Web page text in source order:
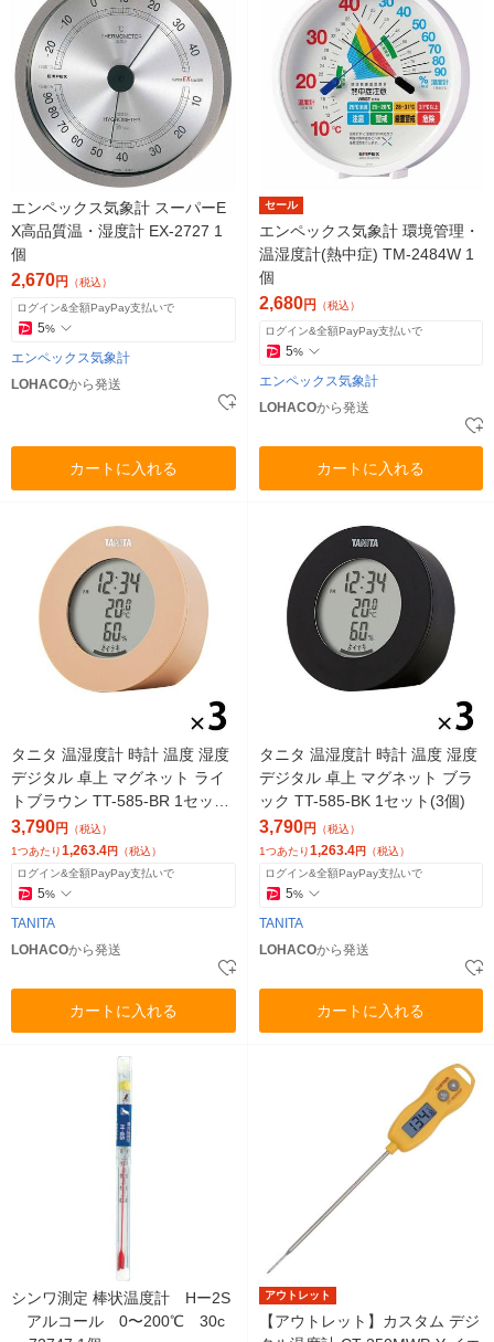
エンペックス気象計 スーパーE
X高品質温・湿度計 EX-2727 1
個
2,670円 （税込）
ログイン&全額PayPay支払いで
5%
エンペックス気象計
LOHACOから発送
カートに入れる
セール
エンペックス気象計 環境管理・
温湿度計(熱中症) TM-2484W 1
個
2,680円 （税込）
ログイン&全額PayPay支払いで
5%
エンペックス気象計
LOHACOから発送
カートに入れる
タニタ 温湿度計 時計 温度 湿度
デジタル 卓上 マグネット ライ
トブラウン TT-585-BR 1セット
(3個)
3,790円
（税込）
1つあたり1,263.4円 （税込）
ログイン&全額PayPay支払いで
5%
TANITA
LOHACOから発送
カートに入れる
タニタ 温湿度計 時計 温度 湿度
デジタル 卓上 マグネット ブラ
ック TT-585-BK 1セット(3個)
3,790円
（税込）
1つあたり1,263.4円 （税込）
ログイン&全額PayPay支払いで
5%
TANITA
LOHACOから発送
カートに入れる
シンワ測定 棒状温度計 Hー2S
アルコール 0〜200℃ 30c
アウトレット
【アウトレット】カスタム デジ